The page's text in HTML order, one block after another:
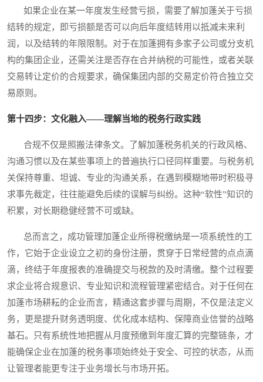
如果企业在某一年度发生经营亏损，需要了解加蓬关于亏损
结转的规定，即亏损额是否可以向后年度结转用以抵减未来利
润，以及结转的年限限制。对于在加蓬拥有多家子公司或分支机
构的集团企业，还需关注是否存在合并纳税的可能性，或者关联
交易转让定价的合规要求，确保集团内部的交易定价符合独立交
易原则。
第十四步：文化融入——理解当地的税务行政实践
合规不仅是照搬法律条文。了解加蓬税务机关的行政风格、
沟通习惯以及在某些事项上的普遍执行口径同样重要。与税务机
关保持尊重、坦诚、专业的沟通关系，在遇到模糊地带时积极寻
求事先裁定，往往能避免后续的误解与纠纷。这种“软性”知识的
积累，对长期稳健经营不可或缺。
总而言之，成功管理加蓬企业所得税缴纳是一项系统性的工
作，它始于企业设立之初的身份注册，贯穿于日常经营的点点滴
滴，终结于年度报表的准确提交与税款的及时清缴。整个过程要
求企业将合规意识、专业知识和流程管理紧密结合。对于任何在
加蓬市场耕耘的企业而言，精通这套步骤与周期，不仅是法定义
务，更是提升财务透明度、优化成本结构、保障商业信誉的战略
基石。只有系统性地把握从月度预缴到年度汇算的完整链条，才
能确保企业在加蓬的税务事项始终处于安全、可控的状态，从而
让管理者能更专注于业务增长与市场开拓。